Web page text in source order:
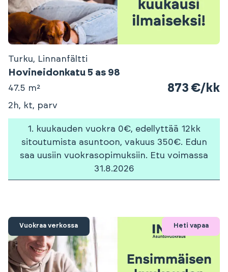
Turku, Linnanfältti
Hovineidonkatu 5 as 98
47.5 m² 873 €/kk
2h, kt, parv
1. kuukauden vuokra 0€, edellyttää 12kk
sitoutumista asuntoon, vakuus 350€. Edun
saa uusiin vuokrasopimuksiin. Etu voimassa
31.8.2026
Vuokraa verkossa Heti vapaa